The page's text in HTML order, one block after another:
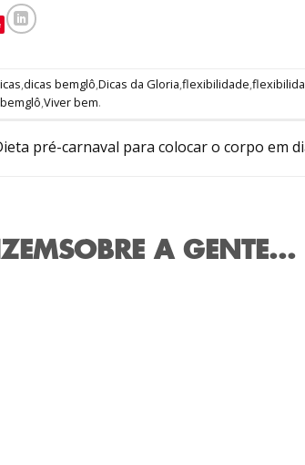
,dicas bemglô,Dicas da Gloria,flexibilidade,
,Viver bem.
pré-carnaval para colocar o corpo em
SOBRE A GENTE...